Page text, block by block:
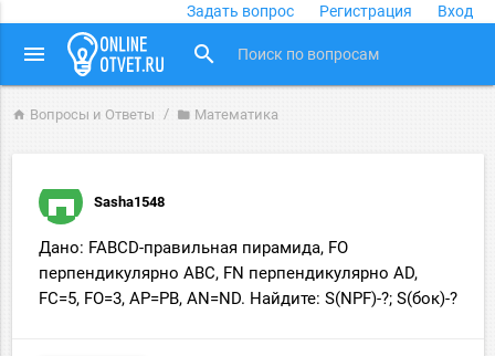
Задать вопрос Регистрация Вход
menu search
home Вопросы и Ответы folder Математика
Sasha1548
Дано: FABCD-правильная пирамида, FO
перпендикулярно ABC, FN перпендикулярно AD,
FC=5, FO=3, AP=PB, AN=ND. Найдите: S(NPF)-?; S(бок)-?